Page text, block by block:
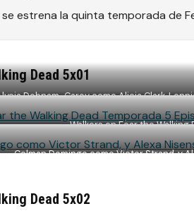
estrena la quinta temporada de
Dead 5x01
Debnam-Carey como Alicia Clark,
Walkers en Fear the Walking
Colman Domingo como Victor Strand, y
Dead 5x02